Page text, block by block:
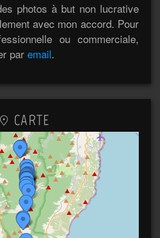
photos à but non lucrative
avec mon accord. Pour
ou commerciale,
par email.
CARTE